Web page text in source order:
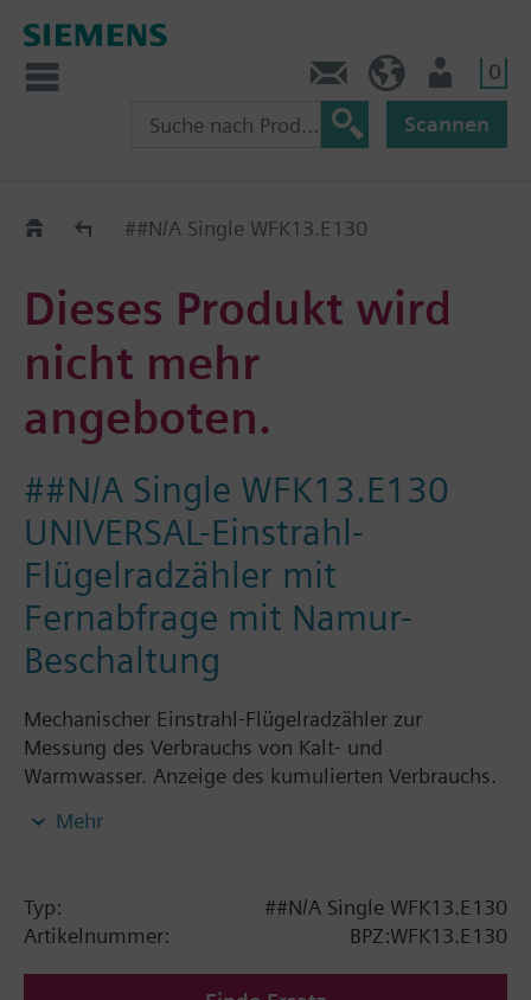
0
Scannen
Old2New##N/A Single WFK13.E130
Dieses Produkt wird
nicht mehr
angeboten.
##N/A Single WFK13.E130
UNIVERSAL-Einstrahl-
Flügelradzähler mit
Fernabfrage mit Namur-
Beschaltung
Mechanischer Einstrahl-Flügelradzähler zur
Messung des Verbrauchs von Kalt- und
Warmwasser. Anzeige des kumulierten Verbrauchs.
Magnetübertragung und drehbarem Zählwerk. Alle
Armatur horizontal montiert = Klasse B
Armatur vertikal montiert = Klasse A
Mechanische Wasserzähler Einstrahler sind bei
Mehr
Typ:
##N/A Single WFK13.E130
Artikelnummer:
BPZ:WFK13.E130